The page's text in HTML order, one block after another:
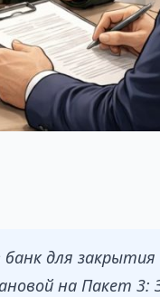
для
на Пакет 3: